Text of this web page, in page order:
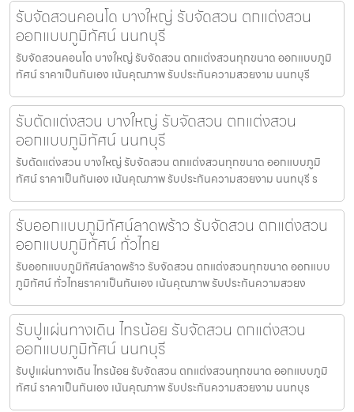
รับจัดสวนคอนโด บางใหญ่ รับจัดสวน ตกแต่งสวน
ออกแบบภูมิทัศน์ นนทบุรี
รับจัดสวนคอนโด บางใหญ่ รับจัดสวน ตกแต่งสวนทุกขนาด ออกแบบภูมิ
ทัศน์ ราคาเป็นกันเอง เน้นคุณภาพ รับประกันความสวยงาม นนทบุรี
รับตัดแต่งสวน บางใหญ่ รับจัดสวน ตกแต่งสวน
ออกแบบภูมิทัศน์ นนทบุรี
รับตัดแต่งสวน บางใหญ่ รับจัดสวน ตกแต่งสวนทุกขนาด ออกแบบภูมิ
ทัศน์ ราคาเป็นกันเอง เน้นคุณภาพ รับประกันความสวยงาม นนทบุรี ร
รับออกแบบภูมิทัศน์ลาดพร้าว รับจัดสวน ตกแต่งสวน
ออกแบบภูมิทัศน์ ทั่วไทย
รับออกแบบภูมิทัศน์ลาดพร้าว รับจัดสวน ตกแต่งสวนทุกขนาด ออกแบบ
ภูมิทัศน์ ทั่วไทยราคาเป็นกันเอง เน้นคุณภาพ รับประกันความสวยง
รับปูแผ่นทางเดิน ไทรน้อย รับจัดสวน ตกแต่งสวน
ออกแบบภูมิทัศน์ นนทบุรี
รับปูแผ่นทางเดิน ไทรน้อย รับจัดสวน ตกแต่งสวนทุกขนาด ออกแบบภูมิ
ทัศน์ ราคาเป็นกันเอง เน้นคุณภาพ รับประกันความสวยงาม นนทบุร